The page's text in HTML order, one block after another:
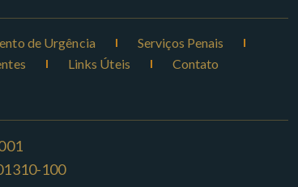
de Urgência
Serviços Penais
Links Úteis Contato
100